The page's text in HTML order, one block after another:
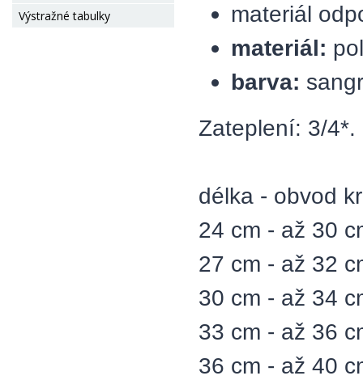
Výstražné tabulky
materiál
materiál:
barva:
Zateplení: 3/4*.
délka - obvod
24 cm - až 30
27 cm - až 32
30 cm - až 34
33 cm - až 36
36 cm - až 40